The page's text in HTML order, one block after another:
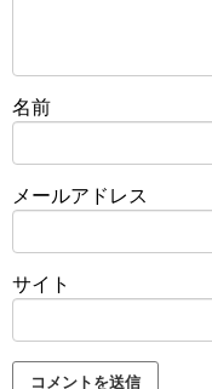
名前
メールアドレス
サイト